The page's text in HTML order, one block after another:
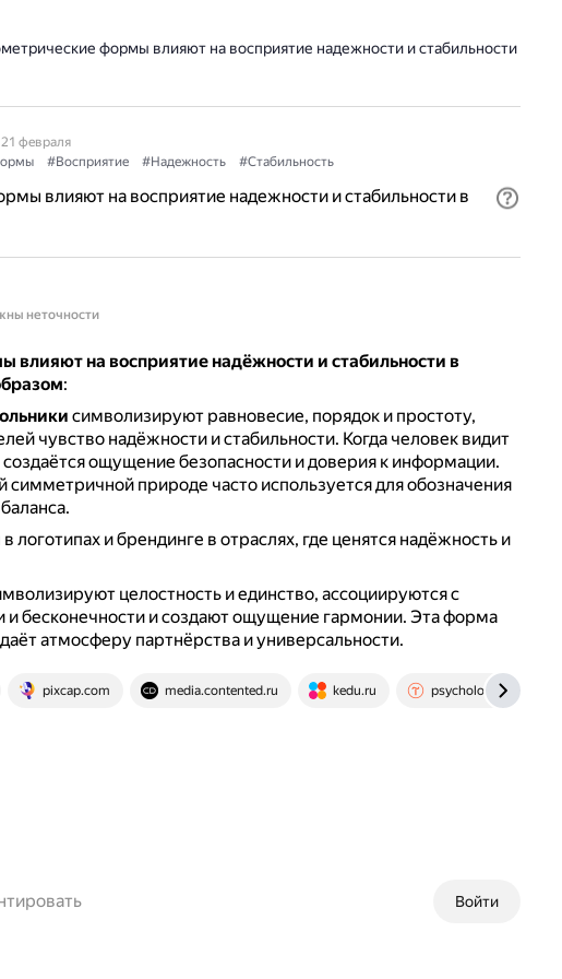
формы влияют на восприятие надежности и стабильности
21 февраля
#Восприятие #Надежность #Стабильность
влияют на восприятие надежности и стабильности в
неточности
влияют на восприятие надёжности и стабильности в
:
символизируют равновесие, порядок и простоту,
чувство надёжности и стабильности. Когда человек видит
ощущение безопасности и доверия к информации.
симметричной природе часто используется для обозначения
логотипах и брендинге в отраслях, где ценятся надёжность и
целостность и единство, ассоциируются с
бесконечности и создают ощущение гармонии. Эта форма
атмосферу партнёрства и универсальности.
pixcap.com media.contented.ru kedu.ru psychology.tilda.school
Войти